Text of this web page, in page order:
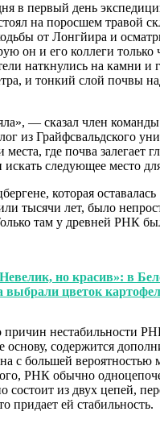
в первый день
на поросшем травой
от Лонгйира и
он и его коллеги только
наткнулись на камни и
и тонкий слой почвы
— сказал член
из Грайфсвальдского
где почва залегает
искать следующее место
которая оставалась
тысячи лет, было
там у древней РНК
но красив»: в
выбрали цветок
причин нестабильности
основу, содержится
с большей вероятностью
РНК обычно
из двух цепей,
придает ей стабильность.